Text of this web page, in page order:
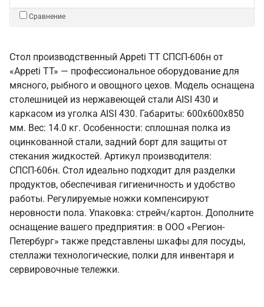
Сравнение
Стол производственный Appeti ТТ СПСП-606н от
«Appeti ТТ» — профессиональное оборудование для
мясного, рыбного и овощного цехов. Модель оснащена
столешницей из нержавеющей стали AISI 430 и
каркасом из уголка AISI 430. Габариты: 600x600x850
мм. Вес: 14.0 кг. Особенности: сплошная полка из
оцинкованной стали, задний борт для защиты от
стекания жидкостей. Артикул производителя:
СПСП-606н. Стол идеально подходит для разделки
продуктов, обеспечивая гигиеничность и удобство
работы. Регулируемые ножки компенсируют
неровности пола. Упаковка: стрейч/картон. Дополните
оснащение вашего предприятия: в ООО «Регион-
Петербург» также представлены шкафы для посуды,
стеллажи технологические, полки для инвентаря и
сервировочные тележки.